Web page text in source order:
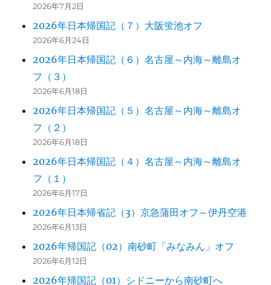
2026年7月2日
2026年日本帰国記（７）大阪蛍池オフ
2026年6月24日
2026年日本帰国記（６）名古屋～内海～離島オ
フ（３）
2026年6月18日
2026年日本帰国記（５）名古屋～内海～離島オ
フ（２）
2026年6月18日
2026年日本帰国記（４）名古屋～内海～離島オ
フ（１）
2026年6月17日
2026年日本帰省記（3）京急蒲田オフ～伊丹空港
2026年6月13日
2026年帰国記（02）南砂町「みなみん」オフ
2026年6月12日
2026年帰国記（01）シドニーから南砂町へ